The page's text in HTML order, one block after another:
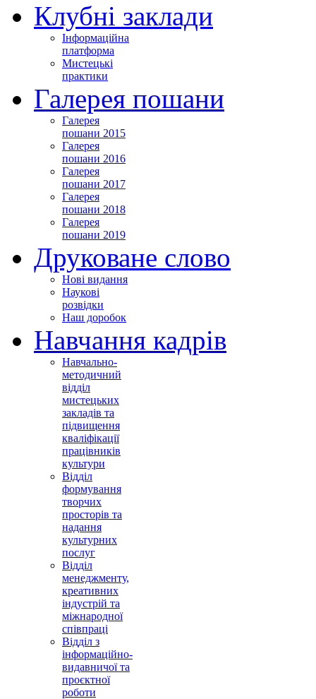
Клубні заклади
Інформаційна
платформа
Мистецькі
практики
Галерея пошани
Галерея
пошани 2015
Галерея
пошани 2016
Галерея
пошани 2017
Галерея
пошани 2018
Галерея
пошани 2019
Друковане слово
Нові видання
Наукові
розвідки
Наш доробок
Навчання кадрів
Навчально-
методичний
відділ
мистецьких
закладів та
підвищення
кваліфікації
працівників
культури
Відділ
формування
творчих
просторів та
надання
культурних
послуг
Відділ
менеджменту,
креативних
індустрій та
міжнародної
співпраці
Відділ з
інформаційно-
видавничої та
проєктної
роботи